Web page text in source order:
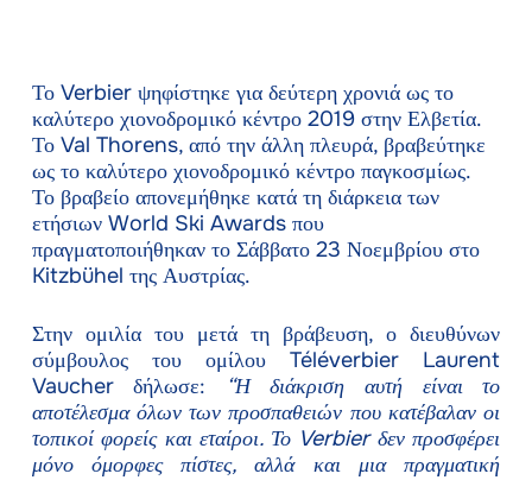
Το Verbier ψηφίστηκε για δεύτερη χρονιά ως το
καλύτερο χιονοδρομικό κέντρο 2019 στην Ελβετία.
Το Val Thorens, από την άλλη πλευρά, βραβεύτηκε
ως το καλύτερο χιονοδρομικό κέντρο παγκοσμίως.
Το βραβείο απονεμήθηκε κατά τη διάρκεια των
ετήσιων World Ski Awards που
πραγματοποιήθηκαν το Σάββατο 23 Νοεμβρίου στο
Kitzbühel της Αυστρίας.
Στην ομιλία του μετά τη βράβευση, ο διευθύνων
σύμβουλος του ομίλου Téléverbier Laurent
Vaucher δήλωσε:
“Η διάκριση αυτή είναι το
αποτέλεσμα όλων των προσπαθειών που κατέβαλαν οι
τοπικοί φορείς και εταίροι. Το Verbier δεν προσφέρει
μόνο όμορφες πίστες, αλλά και μια πραγματική